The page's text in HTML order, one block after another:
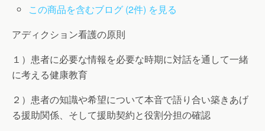
この商品を含むブログ (2件) を見る
アディクション看護の原則
１）患者に必要な情報を必要な時期に対話を通して一緒
に考える健康教育
２）患者の知識や希望について本音で語り合い築きあげ
る援助関係、そして援助契約と役割分担の確認